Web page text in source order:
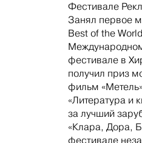
Фестивале
Занял первое
Best of the
фестивале в
получил приз
фильм
«Литература и
за лучший
«Клара, Дора,
фестивале